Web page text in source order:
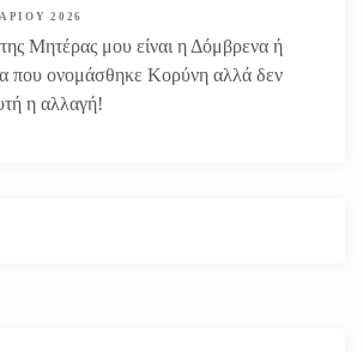
2026
Μητέρας μου είναι η Δόμβρενα ή
που ονομάσθηκε Κορύνη αλλά δεν
η αλλαγή!